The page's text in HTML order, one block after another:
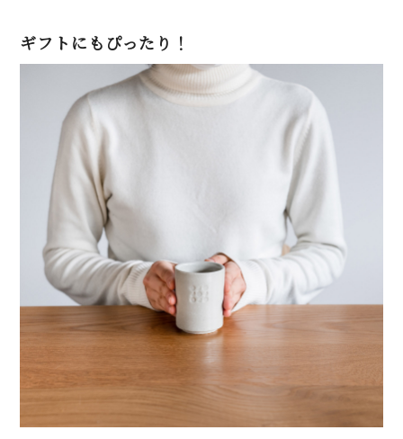
ギフトにもぴったり！